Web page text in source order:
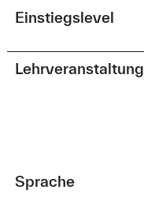
Einstiegslevel
Lehrveranstaltung
Sprache